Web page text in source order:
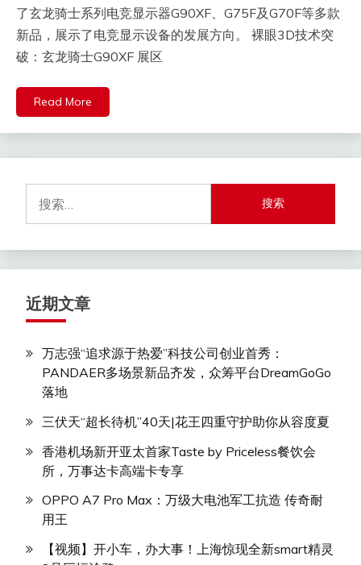
了玄龙骑士系列电竞显示器G90XF、G75F及G70F等多款
新品，展示了电竞显示设备的发展方向。 裸眼3D技术突
破：玄龙骑士G90XF 展区
Read More
索：
近期文章
万志强“追求源于热爱”科技公司创业首秀：
PANDAER多场景新品齐发，众筹平台DreamGoGo
落地
三伏天“超长待机”40天|花王四重守护助你从容度夏
香港机场新开亚太首家Taste by Priceless餐饮会
所，万事达卡高端卡专享
OPPO A7 Pro Max：万级大电池军工抗造 传奇耐
用王
【视频】开小车，办大事！上海惊现全新smart精灵